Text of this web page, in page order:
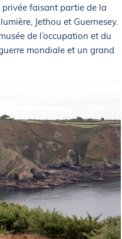
privée faisant partie de la
Jethou et Guernesey.
de l’occupation et du
mondiale et un grand